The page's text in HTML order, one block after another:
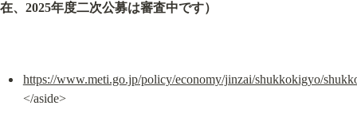
在、 2025年度二次公募は審査中です）
https://www.meti.go.jp/policy/economy/jinzai/shukkokigyo/
</aside>